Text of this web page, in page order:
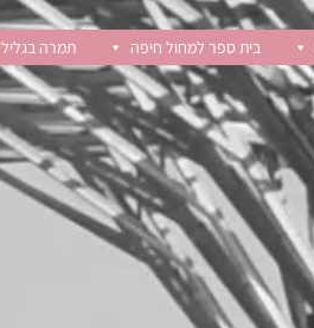
בית ספר למחול חיפה תמרה בגליל